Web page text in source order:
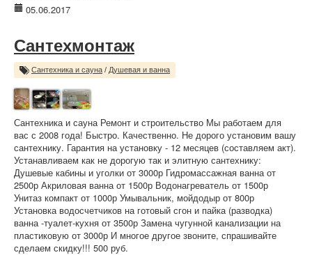
05.06.2017
Сантехмонтаж
Сантехника и сауна / Душевая и ванна
Сантехника и сауна Ремонт и строительство Мы работаем для
вас с 2008 года! Быстро. Качественно. Не дорого установим вашу
сантехнику. Гарантия на установку - 12 месяцев (составляем акт).
Устанавливаем как не дорогую так и элитную сантехнику:
Душевые кабины и уголки от 3000р Гидромассажная ванна от
2500р Акриловая ванна от 1500р Водонагреватель от 1500р
Унитаз компакт от 1000р Умывальник, мойдодыр от 800р
Установка водосчетчиков на готовый сгон и пайка (разводка)
ванна -туалет-кухня от 3500р Замена чугунной канализации на
пластиковую от 3000р И многое другое звоните, спрашивайте
сделаем скидку!!! 500 руб.